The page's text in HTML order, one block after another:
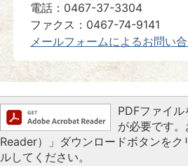
電話：0467-37-3304
ファクス：0467-74-9141
メールフォームによるお問い
PDFファイ
が必要です
Reader）」ダウンロードボタンを
ルしてください。